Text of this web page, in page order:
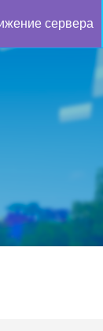
сервера